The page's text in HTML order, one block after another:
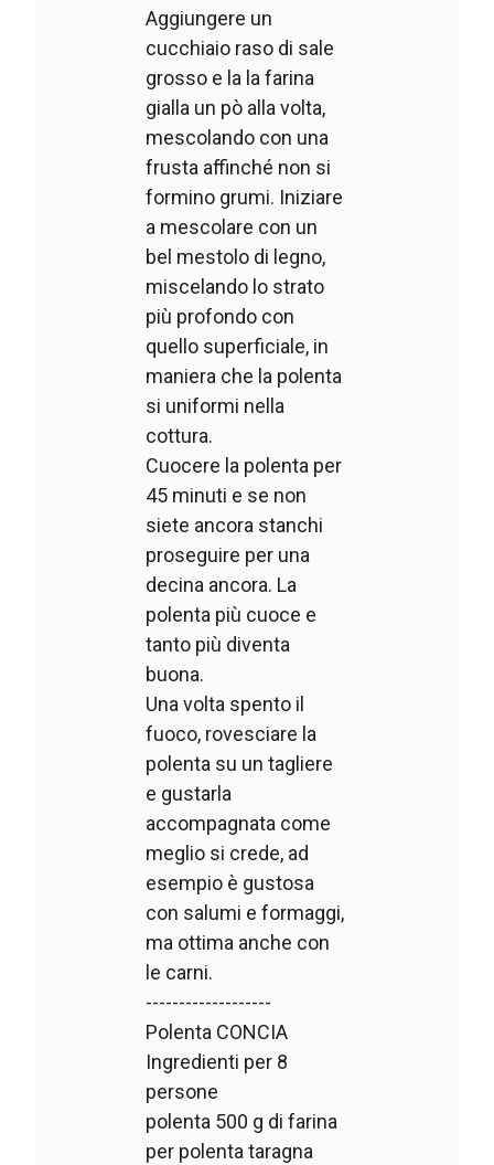
Aggiungere un
cucchiaio raso di sale
grosso e la la farina
gialla un pò alla volta,
mescolando con una
frusta affinché non si
formino grumi. Iniziare
a mescolare con un
bel mestolo di legno,
miscelando lo strato
più profondo con
quello superficiale, in
maniera che la polenta
si uniformi nella
cottura.
Cuocere la polenta per
45 minuti e se non
siete ancora stanchi
proseguire per una
decina ancora. La
polenta più cuoce e
tanto più diventa
buona.
Una volta spento il
fuoco, rovesciare la
polenta su un tagliere
e gustarla
accompagnata come
meglio si crede, ad
esempio è gustosa
con salumi e formaggi,
ma ottima anche con
le carni.
-------------------
Polenta CONCIA
Ingredienti per 8
persone
polenta 500 g di farina
per polenta taragna